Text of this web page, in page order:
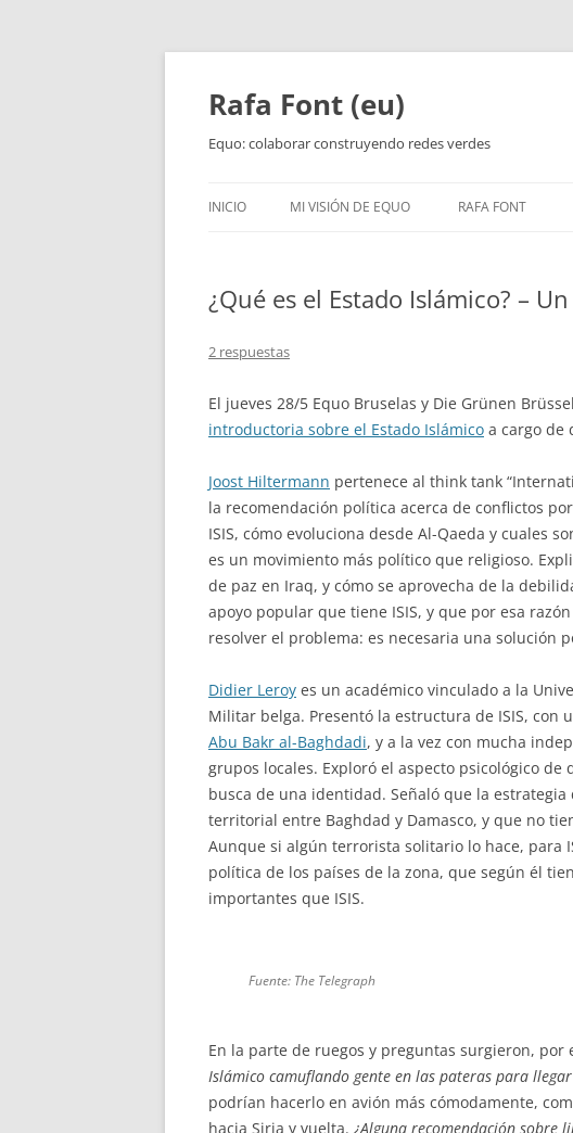
Rafa Font (eu)
Equo: colaborar construyendo redes verdes
INICIO MI VISIÓN DE EQUO RAFA FONT
¿Qué es el Estado Islámico? –
2 respuestas
El jueves 28/5 Equo Bruselas y Die Grünen
introductoria sobre el Estado Islámico a cargo de
Joost Hiltermann pertenece al think tank
la recomendación política acerca de conflictos
ISIS, cómo evoluciona desde Al-Qaeda y cuales
es un movimiento más político que religioso.
de paz en Iraq, y cómo se aprovecha de la
apoyo popular que tiene ISIS, y que por esa
resolver el problema: es necesaria una solución
Didier Leroy es un académico vinculado a la
Militar belga. Presentó la estructura de ISIS, con
Abu Bakr al-Baghdadi, y a la vez con mucha
grupos locales. Exploró el aspecto psicológico de
busca de una identidad. Señaló que la estrategia
territorial entre Baghdad y Damasco, y que no
Aunque si algún terrorista solitario lo hace, para
política de los países de la zona, que según él
importantes que ISIS.
Fuente: The Telegraph
En la parte de ruegos y preguntas surgieron, por
Islámico camuflando gente en las pateras para
podrían hacerlo en avión más cómodamente,
hacia Siria y vuelta. ¿Alguna recomendación sobre